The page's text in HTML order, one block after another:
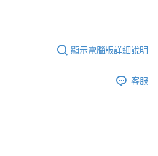
顯示電腦版詳細說明
客服